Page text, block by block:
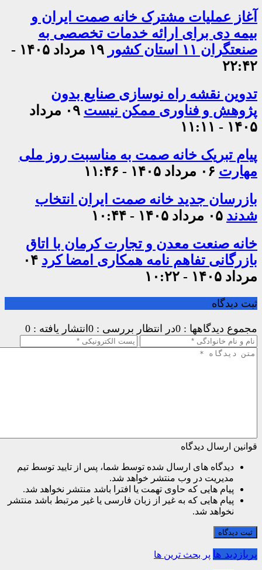
آغاز عملیات مشترک خانه صمت ایران و
بیمه دی برای ارائه خدمات تخصصی به
صنعتگران ۱۱ استان کشور
۱۹ مرداد ۱۴۰۵ -
۲۲:۴۲
تدوین نقشه راه نوسازی صنایع بدون
پژوهش و فناوری ممکن نیست
۰۹ مرداد
۱۴۰۵ - ۱۱:۱۱
پیام تبریک خانه صمت به مناسبت روز ملی
مهارت ۰۶ مرداد ۱۴۰۵ - ۱۱:۴۶
بازرسان جدید خانه صمت ایران انتخاب
شدند ۰۵ مرداد ۱۴۰۵ - ۱۰:۴۴
خانه صنعت معدن و تجارت کرمان با اتاق
بازرگانی تفاهم نامه همکاری امضا کرد ۰۴
مرداد ۱۴۰۵ - ۱۰:۲۲
ثبت دیدگاه
مجموع دیدگاهها : 0 در انتظار بررسی : 0 انتشار یافته : 0
قوانین ارسال دیدگاه
دیدگاه های ارسال شده توسط شما، پس از تایید توسط تیم
مدیریت در وب منتشر خواهد شد.
پیام هایی که حاوی تهمت یا افترا باشد منتشر نخواهد شد.
پیام هایی که به غیر از زبان فارسی یا غیر مرتبط باشد منتشر
نخواهد شد.
ثبت دیدگاه
پربازدید ها پر بحث ترین ها